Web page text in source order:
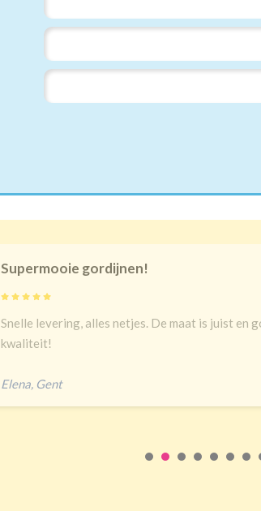
Supermooie gordijnen!
Snelle levering, alles netjes. De maat is juist en
kwaliteit!
Elena, Gent